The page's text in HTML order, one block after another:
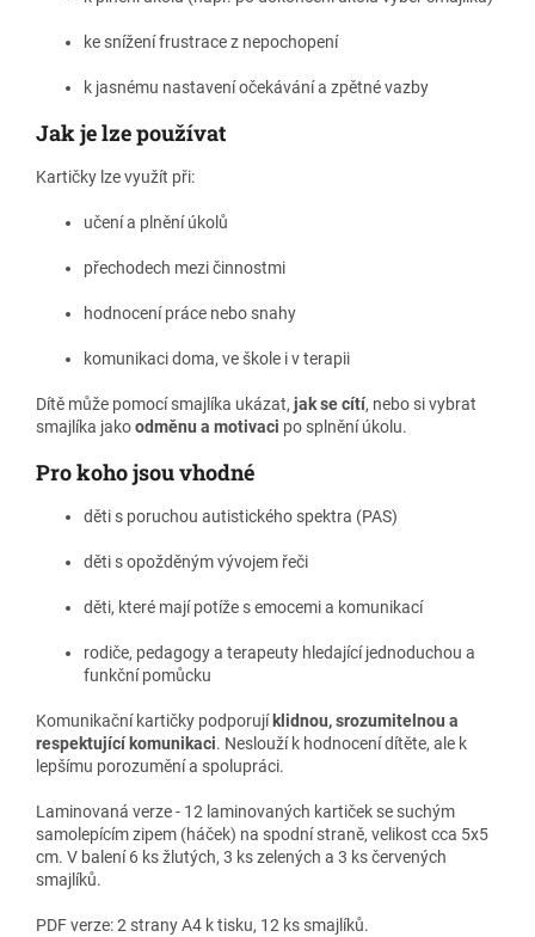
ke snížení frustrace z nepochopení
k jasnému nastavení očekávání a zpětné vazby
Jak je lze používat
Kartičky lze využít při:
učení a plnění úkolů
přechodech mezi činnostmi
hodnocení práce nebo snahy
komunikaci doma, ve škole i v terapii
Dítě může pomocí smajlíka ukázat, jak se cítí, nebo si vybrat
smajlíka jakoodměnu a motivaci po splnění úkolu.
Pro koho jsou vhodné
děti s poruchou autistického spektra (PAS)
děti s opožděným vývojem řeči
děti, které mají potíže s emocemi a komunikací
rodiče, pedagogy a terapeuty hledající jednoduchou a
funkční pomůcku
Komunikační kartičky podporují klidnou, srozumitelnou a
respektující komunikaci. Neslouží k hodnocení dítěte, ale k
lepšímu porozumění a spolupráci.
Laminovaná verze - 12 laminovaných kartiček se suchým
samolepícím zipem (háček) na spodní straně, velikost cca 5x5
cm. V balení 6 ks žlutých, 3 ks zelených a 3 ks červených
smajlíků.
PDF verze: 2 strany A4 k tisku, 12 ks smajlíků.